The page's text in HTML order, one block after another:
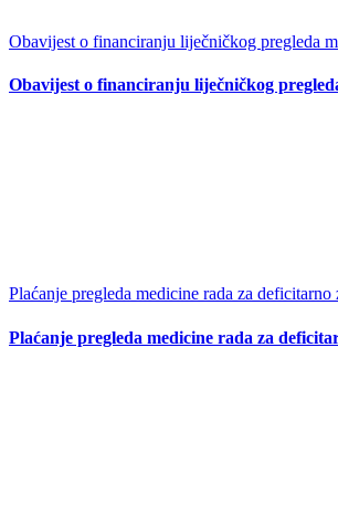
Obavijest o financiranju liječničkog pregleda
Obavijest o financiranju liječničkog
Plaćanje pregleda medicine rada za
Plaćanje pregleda medicine rada za